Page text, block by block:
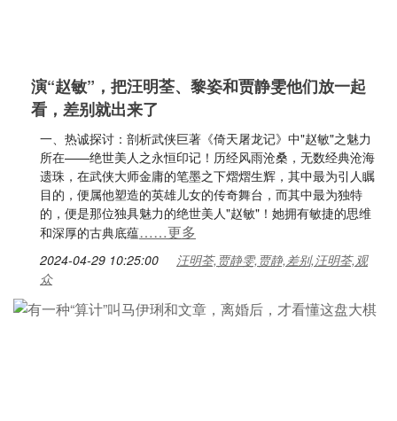
演“赵敏”，把汪明荃、黎姿和贾静雯他们放一起
看，差别就出来了
一、热诚探讨：剖析武侠巨著《倚天屠龙记》中"赵敏"之魅力
所在——绝世美人之永恒印记！历经风雨沧桑，无数经典沧海
遗珠，在武侠大师金庸的笔墨之下熠熠生辉，其中最为引人瞩
目的，便属他塑造的英雄儿女的传奇舞台，而其中最为独特
的，便是那位独具魅力的绝世美人"赵敏"！她拥有敏捷的思维
和深厚的古典底蕴……更多
2024-04-29 10:25:00
汪明荃,贾静雯,贾静,差别,汪明荃,观
众